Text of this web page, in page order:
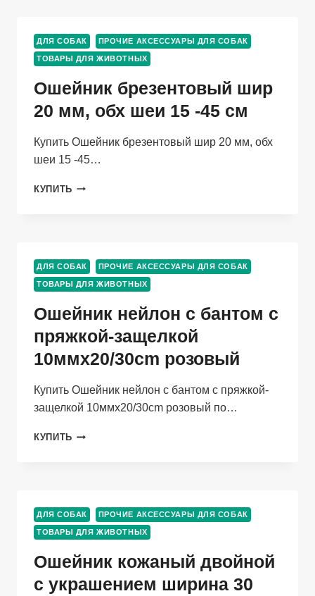
ШИРИНА
20ММ
ШЕИ
27
35.
ДЛЯ СОБАК ПРОЧИЕ АКСЕССУАРЫ ДЛЯ СОБАК
ТОВАРЫ ДЛЯ ЖИВОТНЫХ
Ошейник брезентовый шир
20 мм, обх шеи 15 -45 см
Купить Ошейник брезентовый шир 20 мм, обх
шеи 15 -45…
КУПИТЬ ОШЕЙНИК
ШЕИ
15
СМ
ДЛЯ СОБАК ПРОЧИЕ АКСЕССУАРЫ ДЛЯ СОБАК
ТОВАРЫ ДЛЯ ЖИВОТНЫХ
Ошейник нейлон с бантом с
пряжкой-защелкой
10ммx20/30cm розовый
Купить Ошейник нейлон с бантом с пряжкой-
защелкой 10ммx20/30cm розовый по…
КУПИТЬ ОШЕЙНИК
ЗАЩЕЛКОЙ
10ММX20/30CM
ДЛЯ СОБАК ПРОЧИЕ АКСЕССУАРЫ ДЛЯ СОБАК
ТОВАРЫ ДЛЯ ЖИВОТНЫХ
Ошейник кожаный двойной
с украшением ширина 30